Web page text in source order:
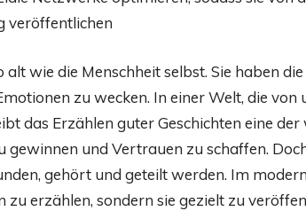
veröffentlichen
alt wie die Menschheit selbst. Sie haben
zu wecken. In einer Welt, die
das Erzählen guter Geschichten eine
gewinnen und Vertrauen zu schaffen.
gehört und geteilt werden. Im
zu erzählen, sondern sie gezielt zu